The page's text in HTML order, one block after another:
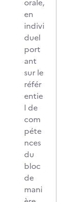
orale,
en
indivi
duel
port
ant
sur le
référ
entie
l de
com
péte
nces
du
bloc
de
mani